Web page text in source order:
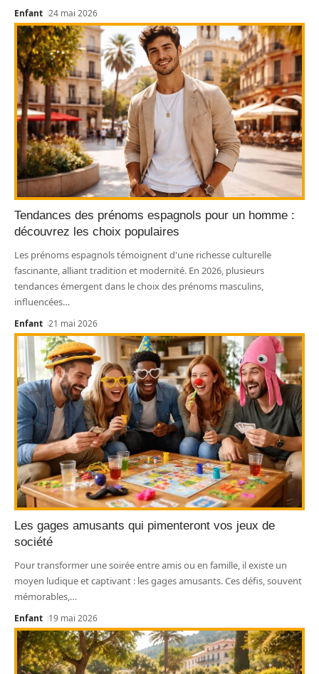
Enfant 24 mai 2026
Tendances des prénoms espagnols pour un homme :
découvrez les choix populaires
Les prénoms espagnols témoignent d'une richesse culturelle
fascinante, alliant tradition et modernité. En 2026, plusieurs
tendances émergent dans le choix des prénoms masculins,
influencées…
Enfant 21 mai 2026
Les gages amusants qui pimenteront vos jeux de
société
Pour transformer une soirée entre amis ou en famille, il existe un
moyen ludique et captivant : les gages amusants. Ces défis, souvent
mémorables,…
Enfant 19 mai 2026